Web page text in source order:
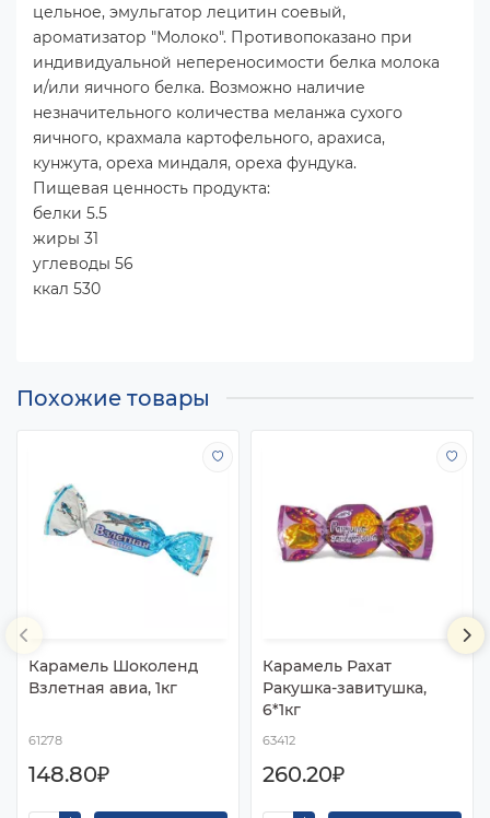
цельное, эмульгатор лецитин соевый,
ароматизатор "Молоко". Противопоказано при
индивидуальной непереносимости белка молока
и/или яичного белка. Возможно наличие
незначительного количества меланжа сухого
яичного, крахмала картофельного, арахиса,
кунжута, ореха миндаля, ореха фундука.
Пищевая ценность продукта:
белки 5.5
жиры 31
углеводы 56
ккал 530
Похожие товары
Карамель Шоколенд
Взлетная авиа, 1кг
61278
148.80₽
Карамель Рахат
Ракушка-завитушка,
6*1кг
63412
260.20₽